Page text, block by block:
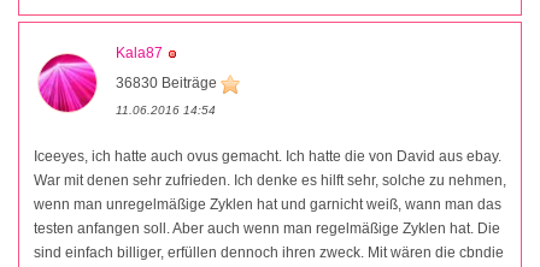
Kala87
36830 Beiträge
11.06.2016 14:54
Iceeyes, ich hatte auch ovus gemacht. Ich hatte die von David aus ebay.
War mit denen sehr zufrieden. Ich denke es hilft sehr, solche zu nehmen,
wenn man unregelmäßige Zyklen hat und garnicht weiß, wann man das
testen anfangen soll. Aber auch wenn man regelmäßige Zyklen hat. Die
sind einfach billiger, erfüllen dennoch ihren zweck. Mit wären die cbndie